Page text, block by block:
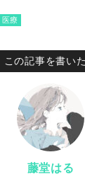
医療
この記事を書い
藤堂はる